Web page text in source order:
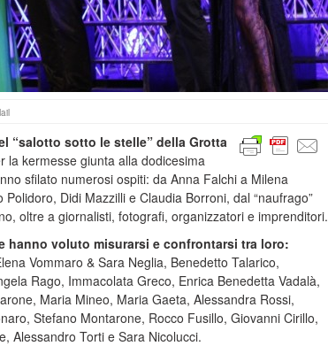
“salotto sotto le stelle” della Grotta
la kermesse giunta alla dodicesima
sfilato numerosi ospiti: da Anna Falchi a Milena
Didi Mazzilli e Claudia Borroni, dal “naufrago”
oltre a giornalisti, fotografi, organizzatori e imprenditori.
hanno voluto misurarsi e confrontarsi tra loro:
Vommaro & Sara Neglia, Benedetto Talarico,
Rago, Immacolata Greco, Enrica Benedetta Vadalà,
Maria Mineo, Maria Gaeta, Alessandra Rossi,
Stefano Montarone, Rocco Fusillo, Giovanni Cirillo,
Alessandro Torti e Sara Nicolucci.